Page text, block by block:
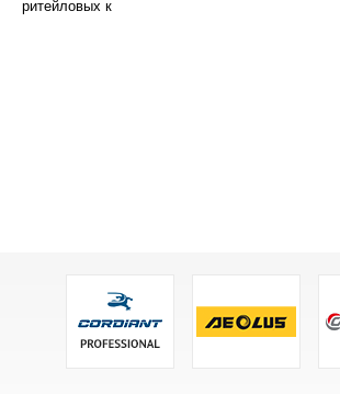
ритейловых к